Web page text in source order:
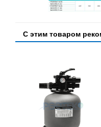
С этим товаром